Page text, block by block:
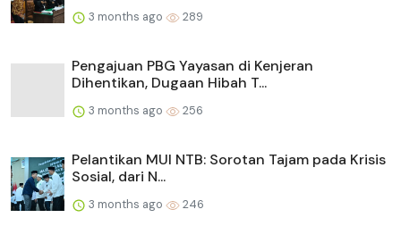
3 months ago 289
Pengajuan PBG Yayasan di Kenjeran
Dihentikan, Dugaan Hibah T...
3 months ago 256
Pelantikan MUI NTB: Sorotan Tajam pada Krisis
Sosial, dari N...
3 months ago 246